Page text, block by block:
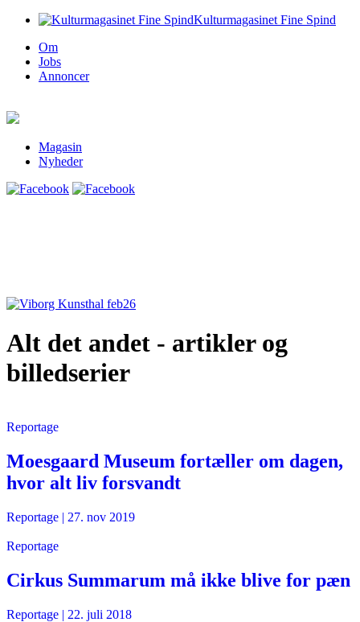
Kulturmagasinet Fine Spind
Om
Jobs
Annoncer
Magasin
Nyheder
Alt det andet - artikler og
billedserier
Reportage
Moesgaard Museum fortæller om dagen,
hvor alt liv forsvandt
Reportage | 27. nov 2019
Reportage
Cirkus Summarum må ikke blive for pæn
Reportage | 22. juli 2018